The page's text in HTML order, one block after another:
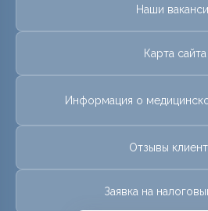
Наши
Карта сайта
Информация о
Отзывы
Заявка на